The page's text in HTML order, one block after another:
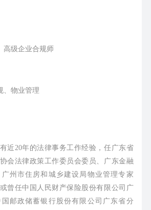
高级企业合规师
、物业管理
近20年的法律事务工作经验，任广东省
会法律政策工作委员会委员、广东金融
州市住房和城乡建设局物业管理专家
或曾任中国人民财产保险股份有限公司广
邮政储蓄银行股份有限公司广东省分